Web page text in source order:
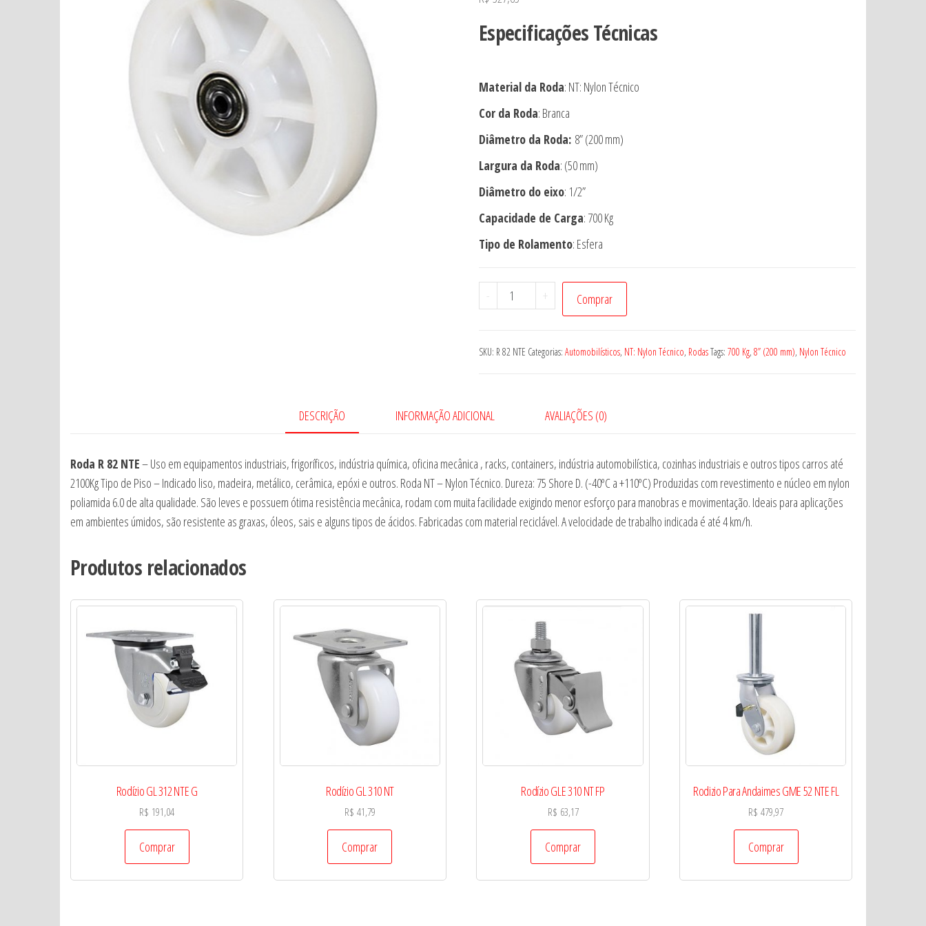
Especificações Técnicas
Material da Roda: NT: Nylon Técnico
Cor da Roda: Branca
Diâmetro da Roda:8” (200 mm)
Largura da Roda: (50 mm)
Diâmetro do eixo: 1/2”
Capacidade de Carga: 700 Kg
Tipo de Rolamento: Esfera
-
Roda
R
NTE
+ Comprar
SKU: R 82 NTE Categorias: Automobilísticos, NT: Nylon Técnico, RodasTags: 700 Kg, 8” (200 mm), Nylon Técnico
DESCRIÇÃO INFORMAÇÃO ADICIONAL AVALIAÇÕES (0)
Roda R 82 NTE– Uso em equipamentos industriais, frigoríficos, indústria química, oficina mecânica , racks, containers, indústria automobilística, cozinhas industriais e outros tipos carros até
2100Kg Tipo de Piso – Indicado liso, madeira, metálico, cerâmica, epóxi e outros. Roda NT – Nylon Técnico. Dureza: 75 Shore D. (-40ºC a +110ºC) Produzidas com revestimento e núcleo em nylon
poliamida 6.0 de alta qualidade. São leves e possuem ótima resistência mecânica, rodam com muita facilidade exigindo menor esforço para manobras e movimentação. Ideais para aplicações
em ambientes úmidos, são resistente as graxas, óleos, sais e alguns tipos de ácidos. Fabricadas com material reciclável. A velocidade de trabalho indicada é até 4 km/h.
Produtos relacionados
Rodízio GL 312 NTE G
R$ 191,04
Comprar
Rodízio GL 310 NT
R$ 41,79
Comprar
Rodízio GLE 310 NT FP
R$ 63,17
Comprar
Rodizio Para Andaimes GME 52 NTE FL
R$ 479,97
Comprar